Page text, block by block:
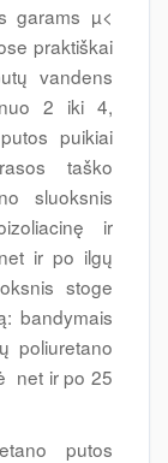
garams µ<
praktiškai
vandens
2 iki 4,
puikiai
taško
sluoksnis
ir
ir po ilgų
stoge
bandymais
poliuretano
net ir po 25
putos